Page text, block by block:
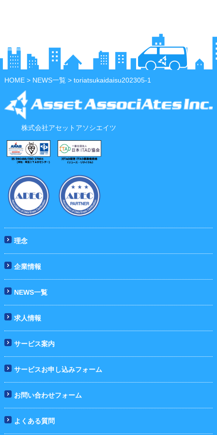
HOME> NEWS一覧> toriatsukaidaisu202305-1
株式会社アセットアソシエイツ
理念
企業情報
NEWS一覧
求人情報
サービス案内
サービスお申し込みフォーム
お問い合わせフォーム
よくある質問